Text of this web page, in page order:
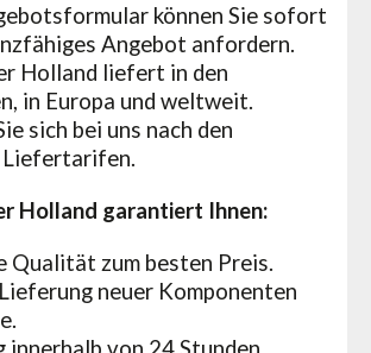
können Sie sofort
Angebot anfordern.
Holland liefert in den
in Europa und weltweit.
sich bei uns nach den
Holland garantiert Ihnen:
Qualität zum besten Preis.
neuer Komponenten